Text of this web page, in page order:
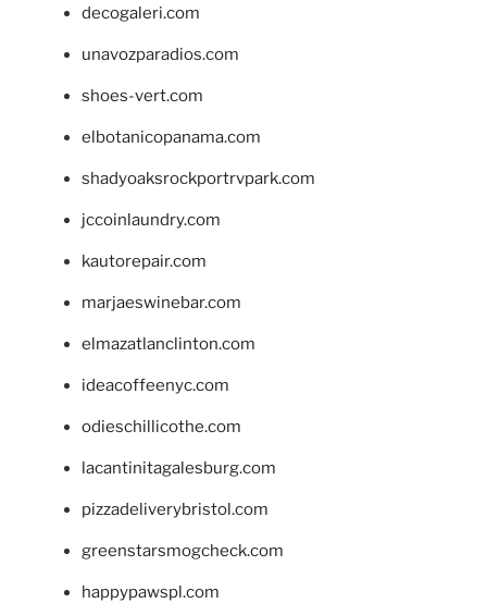
decogaleri.com
unavozparadios.com
shoes-vert.com
elbotanicopanama.com
shadyoaksrockportrvpark.com
jccoinlaundry.com
kautorepair.com
marjaeswinebar.com
elmazatlanclinton.com
ideacoffeenyc.com
odieschillicothe.com
lacantinitagalesburg.com
pizzadeliverybristol.com
greenstarsmogcheck.com
happypawspl.com